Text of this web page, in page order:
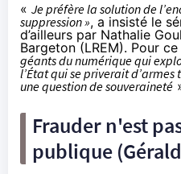
« Je préfère la solution de
suppression », a insisté le
d’ailleurs par Nathalie
Bargeton (LREM). Pour
géants du numérique qui
l’État qui se priverait d’armes
une question de souveraineté
Frauder n'est
publique